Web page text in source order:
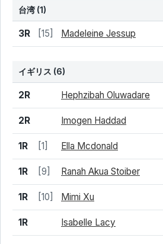
台湾 (1)
結果 シード 選手名
3R [15] Madeleine Jessup
イギリス (6)
結果 シード 選手名
2R Hephzibah Oluwadare
2R Imogen Haddad
1R [1] Ella Mcdonald
1R [9] Ranah Akua Stoiber
1R [10] Mimi Xu
1R Isabelle Lacy